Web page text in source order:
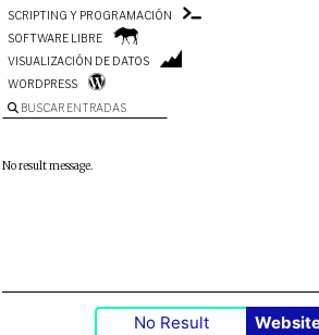
SCRIPTING Y PROGRAMACIÓN
SOFTWARE LIBRE
VISUALIZACIÓN DE DATOS
WORDPRESS
BUSCAR ENTRADAS
No result message.
No Result